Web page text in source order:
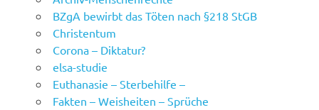
BZgA bewirbt das Töten nach §218 StGB
Christentum
Corona – Diktatur?
elsa-studie
Euthanasie – Sterbehilfe –
Fakten – Weisheiten – Sprüche